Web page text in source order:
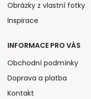
Obrázky z vlastní fotky
Inspirace
INFORMACE PRO VÁS
Obchodní podmínky
Doprava a platba
Kontakt